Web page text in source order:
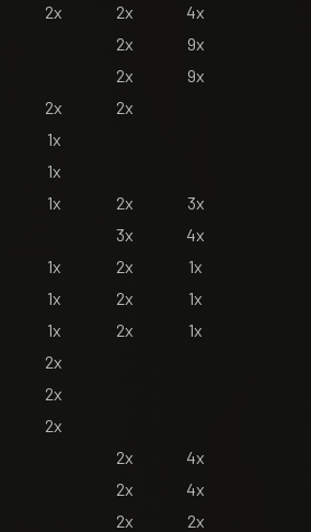
2x 2x
4x
2x
9x
2x
9x
2x
2x
1x
1x
1x 2x
3x
3x
4x
1x 2x
1x
1x 2x
1x
1x 2x
1x
2x
2x
2x
2x
4x
2x
4x
2x
2x